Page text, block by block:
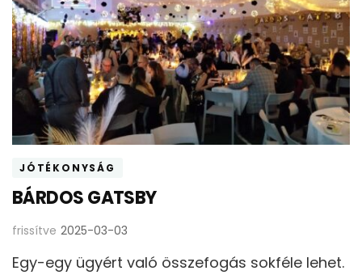
JÓTÉKONYSÁG
BÁRDOS GATSBY
frissítve 2025-03-03
Egy-egy ügyért való összefogás sokféle lehet.